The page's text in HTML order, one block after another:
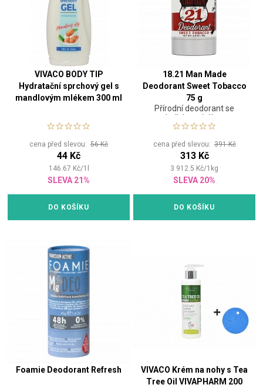
VIVACO BODY TIP
Hydratační sprchový gel s
mandlovým mlékem 300 ml
cena před slevou: 56 Kč
44 Kč
146.67 Kč/1
SLEVA 21%
DO KOŠÍKU
18.21 Man Made
Deodorant Sweet Tobacco
75 g
Přírodní deodorant se
sladkým tabákem
cena před slevou:391 Kč
313 Kč
3 912.5 Kč/1 kg
SLEVA 20%
DO KOŠÍKU
Foamie Deodorant Refresh
VIVACO Krém na nohy s Tea
Tree Oil VIVAPHARM 200